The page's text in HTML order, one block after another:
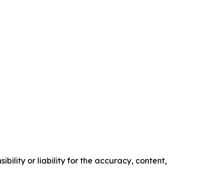
or liability for the accuracy, content,